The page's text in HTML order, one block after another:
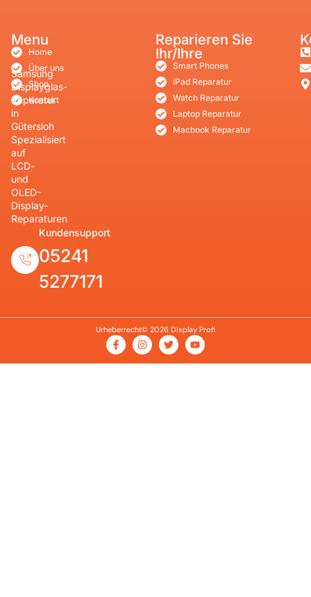
Samsung
Displayglas-
Reparatur
in
Gütersloh
Spezialisiert
auf
LCD-
und
OLED-
Display-
Reparaturen
Kundensupport
05241
5277171
Menu
Home
Über uns
Shop
Kontakt
Reparieren Sie
Ihr/Ihre
Smart Phones
iPad Reparatur
Watch Reparatur
Laptop Reparatur
Macbook Reparatur
Urheberrecht© 2026 Display Profi